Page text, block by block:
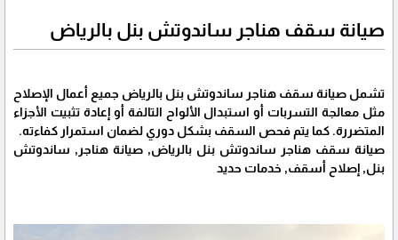
صيانة سقف هناجر ساندوتش بنل بالرياض
تشمل صيانة سقف هناجر ساندوتش بنل بالرياض جميع أعمال الإصلاح
مثل معالجة التسربات أو استبدال الألواح التالفة أو إعادة تثبيت الأجزاء
المتضررة. كما يتم فحص السقف بشكل دوري لضمان استمرار كفاءته.
صيانة سقف هناجر ساندوتش بنل بالرياض, صيانة هناجر, ساندوتش
بنل, إصلاح أسقف, خدمات حديد